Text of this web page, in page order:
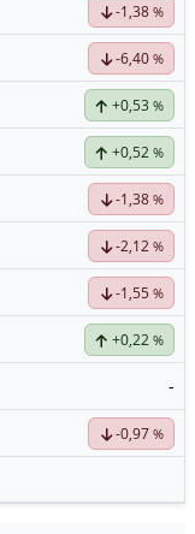
-1,38 %
-6,40 %
+0,53 %
+0,52 %
-1,38 %
-2,12 %
-1,55 %
+0,22 %
-
-0,97 %